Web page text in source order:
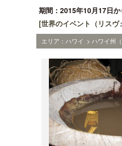
期間：2015年10月17日か
[世界のイベント（リスヴ
エリア：ハワイ > ハワイ州